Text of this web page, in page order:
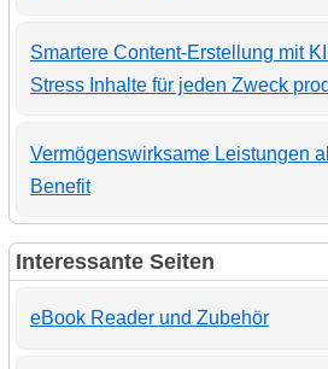
Smartere Content-Erstellung mit
Stress Inhalte für jeden Zweck
Vermögenswirksame Leistungen
Benefit
Interessante Seiten
eBook Reader und Zubehör